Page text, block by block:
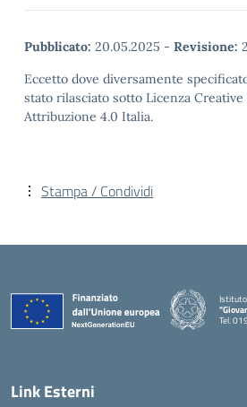
Pubblicato: 20.05.2025 - Revisione:
Eccetto dove diversamente
stato rilasciato sotto Licenza Creative
Attribuzione 4.0 Italia.
Stampa / Condividi
Istituto
Tel.
—
Link Esterni